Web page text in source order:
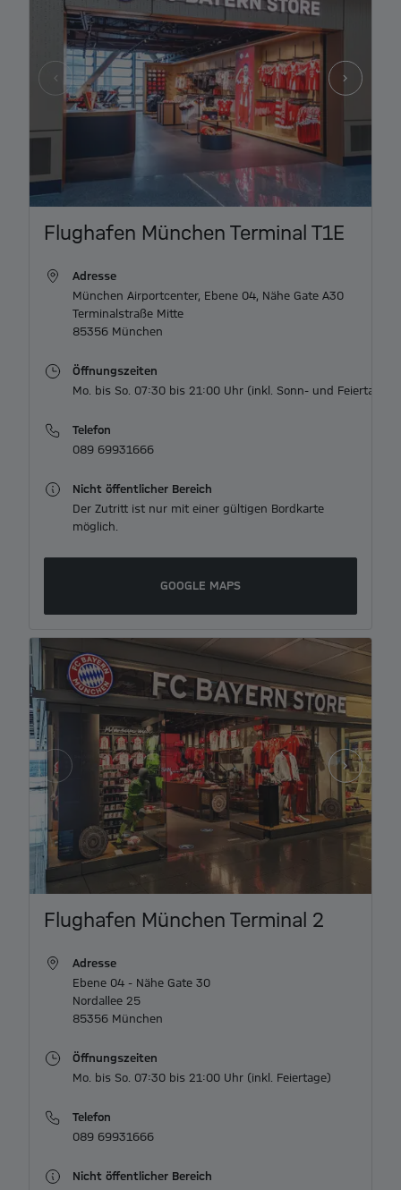
Flughafen München Terminal T1E
Adresse
München Airportcenter, Ebene 04, Nähe Gate A30
Terminalstraße Mitte
85356 München
Öffnungszeiten
Telefon
089 69931666
Nicht öffentlicher Bereich
Der Zutritt ist nur mit einer gültigen Bordkarte
möglich.
GOOGLE MAPS
Flughafen München Terminal 2
Adresse
Ebene 04 - Nähe Gate 30
Nordallee 25
85356 München
Öffnungszeiten
Mo. bis So. 07:30 bis 21:00 Uhr (inkl. Feiertage)
Telefon
089 69931666
Nicht öffentlicher Bereich